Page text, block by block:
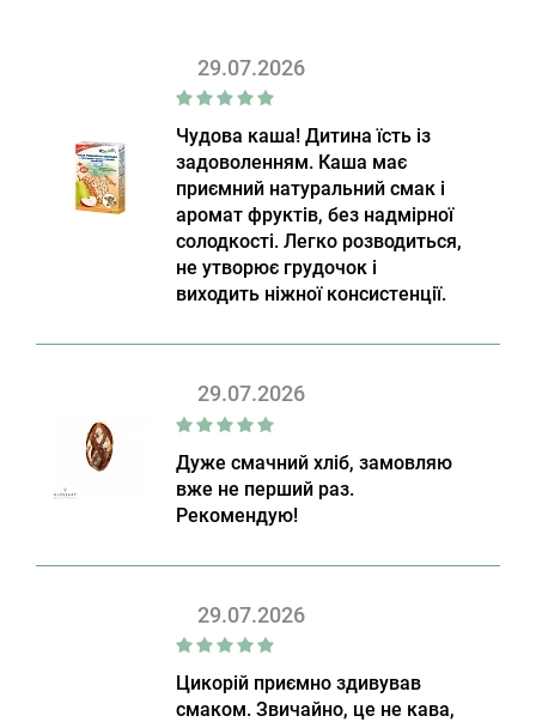
29.07.2026
Чудова каша! Дитина їсть із
задоволенням. Каша має
приємний натуральний смак і
аромат фруктів, без надмірної
солодкості. Легко розводиться,
не утворює грудочок і
виходить ніжної консистенції.
29.07.2026
Дуже смачний хліб, замовляю
вже не перший раз.
Рекомендую!
29.07.2026
Цикорій приємно здивував
смаком. Звичайно, це не кава,